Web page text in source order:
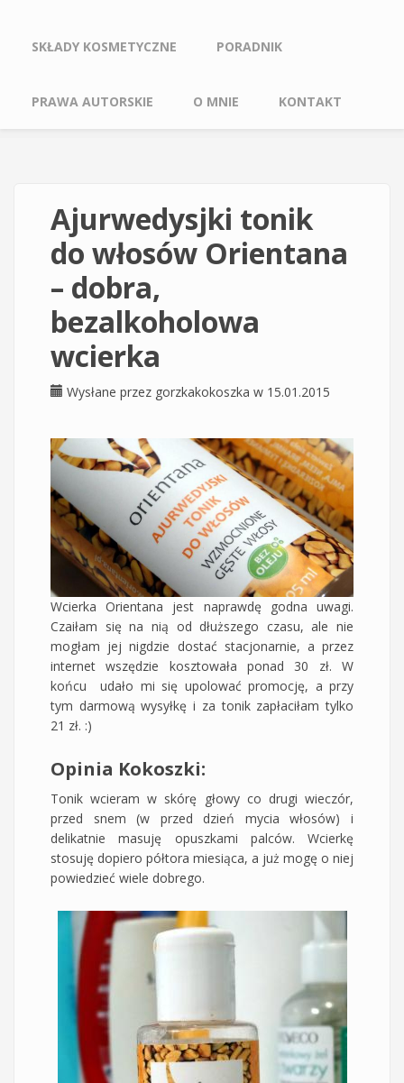
SKŁADY KOSMETYCZNE PORADNIK
PRAWA AUTORSKIE O MNIE KONTAKT
Ajurwedysjki tonik
do włosów Orientana
– dobra,
bezalkoholowa
wcierka
Wysłane przez gorzkakokoszka w 15.01.2015
Wcierka Orientana jest naprawdę godna uwagi.
Czaiłam się na nią od dłuższego czasu, ale nie
mogłam jej nigdzie dostać stacjonarnie, a przez
internet wszędzie kosztowała ponad 30 zł. W
końcu udało mi się upolować promocję, a przy
tym darmową wysyłkę i za tonik zapłaciłam tylko
21 zł. :)
Opinia Kokoszki:
Tonik wcieram w skórę głowy co drugi wieczór,
przed snem (w przed dzień mycia włosów) i
delikatnie masuję opuszkami palców. Wcierkę
stosuję dopiero półtora miesiąca, a już mogę o niej
powiedzieć wiele dobrego.